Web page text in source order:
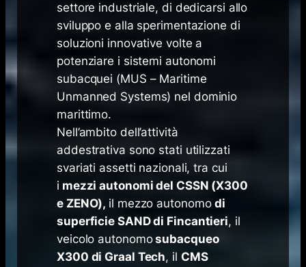
settore industriale, di dedicarsi allo
sviluppo e alla sperimentazione di
soluzioni innovative volte a
potenziare i sistemi autonomi
subacquei (MUS – Maritime
Unmanned Systems) nel dominio
marittimo.
Nell’ambito dell’attività
addestrativa sono stati utilizzati
svariati assetti nazionali, tra cui
i mezzi autonomi del CSSN (X300
e ZENO), il mezzo autonomodi
superficie SAND di Fincantieri, il
veicolo autonomosubacqueo
X300 di Graal Tech, il CMS